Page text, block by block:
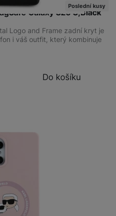
Galaxy S25 U,Black
Poslední kusy
Logo and Frame zadní kryt je
i váš outfit, který kombinuje
Do košíku